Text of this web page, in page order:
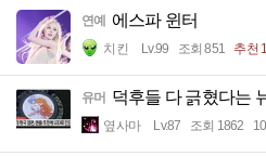
연예 에스파 윈터
치킨 Lv.99 조회 851 추천 1
유머 덕후들 다 긁혔다는
옆사마 Lv.87 조회 1862